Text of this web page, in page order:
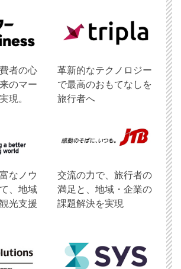
者の心
のマー
現。
革新的なテクノロジー
で最高のおもてなしを
旅行者へ
なノウ
、地域
光支援
交流の力で、旅行者の
満足と、地域・企業の
課題解決を実現